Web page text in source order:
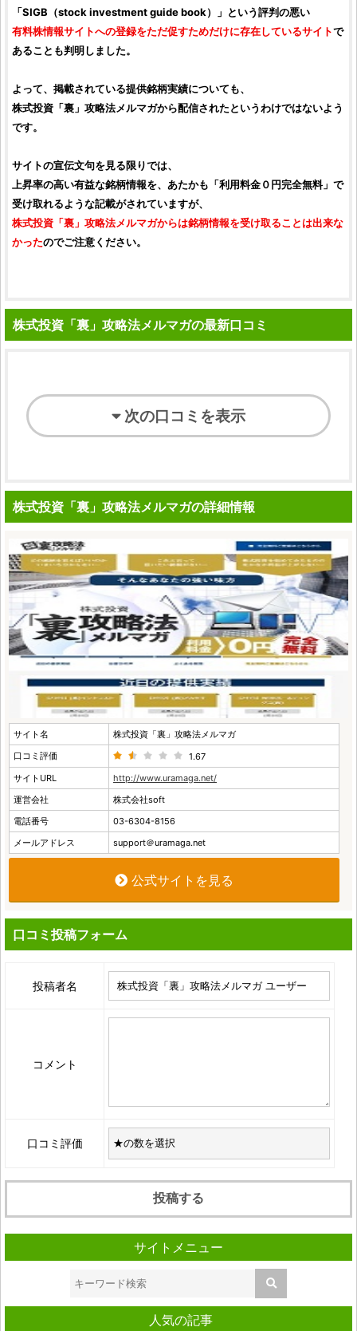
「SIGB（stock investment guide book）
」という評判の悪い
有料株情報サイトへの登録をただ促すためだけに存在しているサイトで
あることも判明しました。
よって、掲載されている提供銘柄実績についても、
株式投資「裏」攻略法メルマガから配信されたというわけではないよう
です。
サイトの宣伝文句を見る限りでは、
上昇率の高い有益な銘柄情報を、あたかも「利用料金０円完全無料」で
受け取れるような記載がされていますが、
株式投資「裏」攻略法メルマガからは銘柄情報を受け取ることは出来な
かったのでご注意ください。
株式投資「裏」攻略法メルマガの最新口コミ
次の口コミを表示
株式投資「裏」攻略法メルマガの詳細情報
サイト名
株式投資「裏」攻略法メルマガ
口コミ評価
1.67
サイトURL
http://www.uramaga.net/
運営会社
株式会社soft
電話番号
03-6304-8156
メールアドレス
support＠uramaga.net
公式サイトを見る
口コミ投稿フォーム
投稿者名
コメント
口コミ評価
サイトメニュー
人気の記事